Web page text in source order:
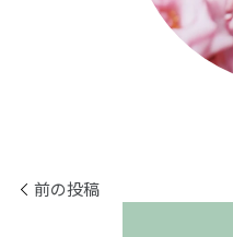
前の投稿